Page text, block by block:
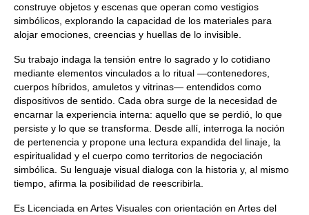
construye objetos y escenas que operan como vestigios
simbólicos, explorando la capacidad de los materiales para
alojar emociones, creencias y huellas de lo invisible.
Su trabajo indaga la tensión entre lo sagrado y lo cotidiano
mediante elementos vinculados a lo ritual —contenedores,
cuerpos híbridos, amuletos y vitrinas— entendidos como
dispositivos de sentido. Cada obra surge de la necesidad de
encarnar la experiencia interna: aquello que se perdió, lo que
persiste y lo que se transforma. Desde allí, interroga la noción
de pertenencia y propone una lectura expandida del linaje, la
espiritualidad y el cuerpo como territorios de negociación
simbólica. Su lenguaje visual dialoga con la historia y, al mismo
tiempo, afirma la posibilidad de reescribirla.
Es Licenciada en Artes Visuales con orientación en Artes del